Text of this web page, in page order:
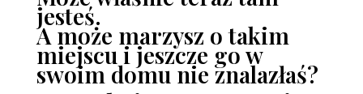
jesteś.
A może marzysz o takim
miejscu i jeszcze go w
swoim domu nie znalazłaś?